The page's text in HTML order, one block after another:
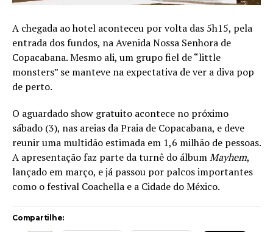
A chegada ao hotel aconteceu por volta das 5h15, pela
entrada dos fundos, na Avenida Nossa Senhora de
Copacabana. Mesmo ali, um grupo fiel de “little
monsters” se manteve na expectativa de ver a diva pop
de perto.
O aguardado show gratuito acontece no próximo
sábado (3), nas areias da Praia de Copacabana, e deve
reunir uma multidão estimada em 1,6 milhão de pessoas.
A apresentação faz parte da turnê do álbumMayhem,
lançado em março, e já passou por palcos importantes
como o festival Coachella e a Cidade do México.
Compartilhe: